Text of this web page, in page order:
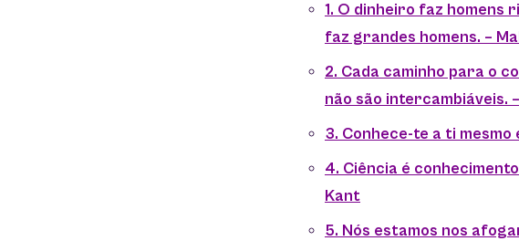
1. O dinheiro faz homens
faz grandes homens. –
2. Cada caminho para o
não são intercambiáveis.
3. Conhece-te a ti
4. Ciência é
Kant
5. Nós estamos nos